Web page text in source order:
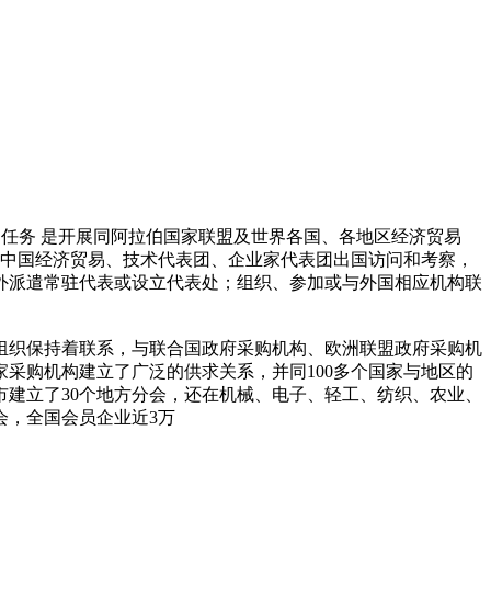
务 是开展同阿拉伯国家联盟及世界各国、各地区经济贸易
经济贸易、技术代表团、企业家代表团出国访问和考察，
遣常驻代表或设立代表处；组织、参加或与外国相应机构联
保持着联系，与联合国政府采购机构、欧洲联盟政府采购机
购机构建立了广泛的供求关系，并同100多个国家与地区的
立了30个地方分会，还在机械、电子、轻工、纺织、农业、
，全国会员企业近3万